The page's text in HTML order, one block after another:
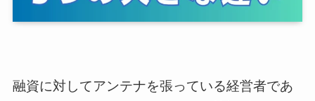
融資に対してアンテナを張っている経営者であ